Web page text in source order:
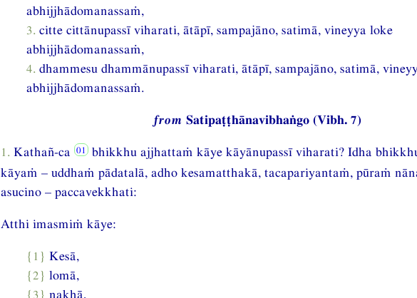
abhijjhādomanassaṁ,
3. citte cittānupassī viharati, ātāpī, sampajāno, satimā, vineyya loke
abhijjhādomanassaṁ,
4. dhammesu dhammānupassī viharati, ātāpī, sampajāno, satimā,
abhijjhādomanassaṁ.
from Satipaṭṭhānavibhaṅgo (Vibh. 7)
1. Kathañ-ca
bhikkhu ajjhattaṁ kāye kāyānupassī viharati? Idha
kāyaṁ – uddhaṁ pādatalā, adho kesamatthakā, tacapariyantaṁ, pūraṁ
asucino – paccavekkhati:
Atthi imasmiṁ kāye:
{1} Kesā,
{2} lomā,
{3} nakhā,